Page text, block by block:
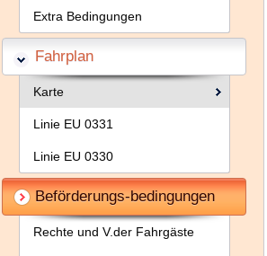
Extra Bedingungen
Fahrplan
Karte
Linie EU 0331
Linie EU 0330
Beförderungs-bedingungen
Rechte und V.der Fahrgäste